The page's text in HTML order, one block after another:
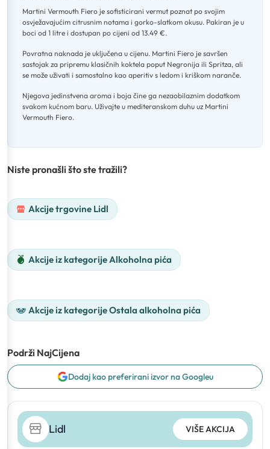
Martini Vermouth Fiero je sofisticirani vermut poznat po svojim
osvježavajućim citrusnim notama i gorko-slatkom okusu. Pakiran je u
boci od 1 litre i dostupan po cijeni od 13.49 €.
Povratna naknada je uključena u cijenu. Martini Fiero je savršen
sastojak za pripremu klasičnih koktela poput Negronija ili Spritza, ali
se može uživati i samostalno kao aperitiv s ledom i kriškom naranče.
Njegova jedinstvena aroma i boja čine ga nezaobilaznim dodatkom
svakom kućnom baru. Uživajte u mediteranskom duhu uz Martini
Vermouth Fiero.
Niste pronašli što ste tražili?
Akcije trgovine Lidl
Akcije iz kategorije Alkoholna pića
Akcije iz kategorije Ostala alkoholna pića
Podrži NajCijena
Dodaj kao preferirani izvor na Googleu
Lidl VIŠE AKCIJA